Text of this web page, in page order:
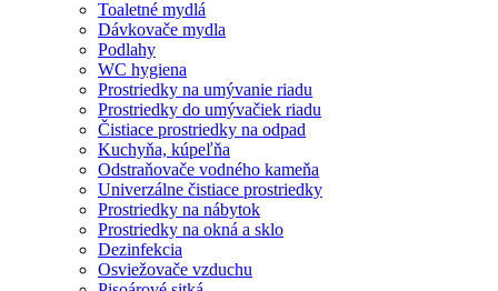
Toaletné mydlá
Dávkovače mydla
Podlahy
WC hygiena
Prostriedky na umývanie riadu
Prostriedky do umývačiek riadu
Čistiace prostriedky na odpad
Kuchyňa, kúpeľňa
Odstraňovače vodného kameňa
Univerzálne čistiace prostriedky
Prostriedky na nábytok
Prostriedky na okná a sklo
Dezinfekcia
Osviežovače vzduchu